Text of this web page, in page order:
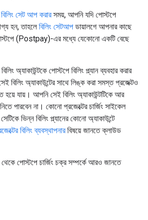
বিলিং সেট আপ করারসময়, আপনি যদি পোস্টপে
হন, তাহলে বিলিং সেটআপ ডায়ালগে আপনার কাছে
(Postpay)-এর মধ্যে যেকোনো একটি বেছে
অ্যাকাউন্টকে পোস্টপে বিলিং প্ল্যান ব্যবহার করার
বিলিং অ্যাকাউন্টের সাথে লিঙ্ক করা সমস্ত প্রজেক্টও
হয়ে যায়। আপনি সেই বিলিং অ্যাকাউন্টটিকে আর
নিতে পারবেন না। কোনো প্রজেক্টের চার্জিং সাইকেল
ভিন্ন বিলিং প্ল্যানের কোনো অ্যাকাউন্টে
বিলিং ব্যবস্থাপনারবিষয়ে জানতে ক্লাউড
থেকে পোস্টপে চার্জিং চক্র সম্পর্কে আরও জানতে